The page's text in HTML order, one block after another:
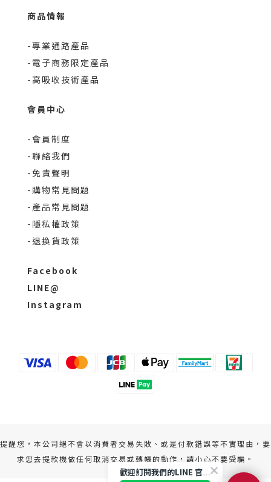
商品情報
-專業通路產品
-電子商務限定產品
-高吸收技術產品
會員中心
-會員制度
-聯絡我們
-免責聲明
-購物常見問題
-產品常見問題
-隱私權政策
-退換貨政策
Facebook
LINE@
Instagram
提醒您，本公司絕不會以消費者交易失敗、或是付款錯誤等不實理由，要
求您去提款機做任何取消交易或轉帳的動作，請小心不要受騙。
歡迎訂閱我們的LINE 官方帳號